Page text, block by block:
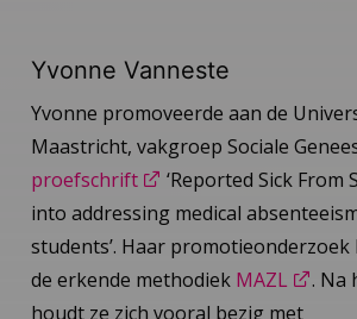
Yvonne Vanneste
Yvonne promoveerde aan de
Maastricht, vakgroep Sociale
proefschrift
‘Reported Sick From
into addressing medical
students’. Haar
de erkende methodiek MAZL
. Na
houdt ze zich vooral bezig met